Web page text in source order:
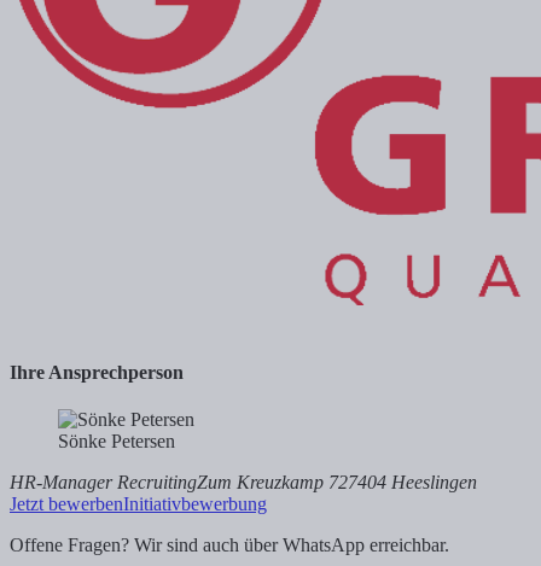
Ihre Ansprechperson
Sönke Petersen
HR-Manager RecruitingZum Kreuzkamp 727404 Heeslingen
Jetzt bewerbenInitiativbewerbung
Offene Fragen? Wir sind auch über WhatsApp erreichbar.